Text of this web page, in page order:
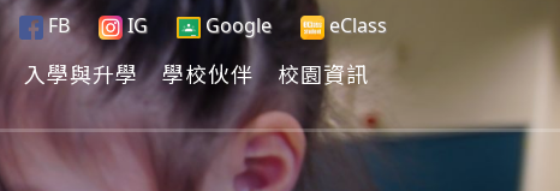
FB IG Google eClass
入學與升學 學校伙伴 校園資訊